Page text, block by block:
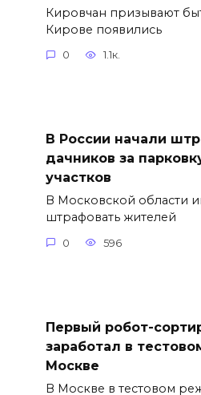
Кировчан призывают
Кирове появились
0 1.1к.
В России начали
дачников за
участков
В Московской области
штрафовать жителей
0 596
Первый робот-
заработал в
Москве
В Москве в тестовом